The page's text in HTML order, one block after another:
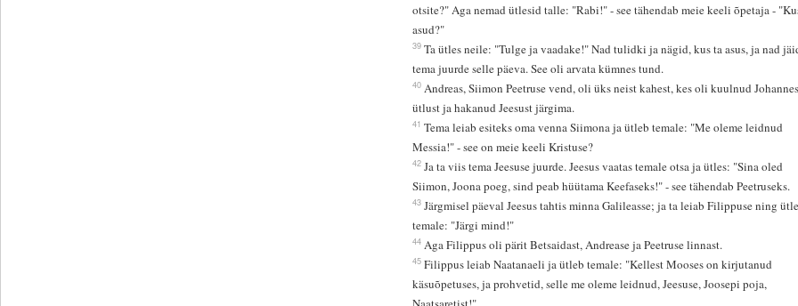
otsite?" Aga nemad ütlesid talle: "Rabi!" - see tähendab meie keeli õpetaja -
asud?"
39 Ta ütles neile: "Tulge ja vaadake!" Nad tulidki ja nägid, kus ta asus, ja nad
tema juurde selle päeva. See oli arvata kümnes tund.
40 Andreas, Siimon Peetruse vend, oli üks neist kahest, kes oli kuulnud
ütlust ja hakanud Jeesust järgima.
41 Tema leiab esiteks oma venna Siimona ja ütleb temale: "Me oleme leidnud
Messia!" - see on meie keeli Kristuse?
42 Ja ta viis tema Jeesuse juurde. Jeesus vaatas temale otsa ja ütles: "Sina oled
Siimon, Joona poeg, sind peab hüütama Keefaseks!" - see tähendab Peetruseks.
43 Järgmisel päeval Jeesus tahtis minna Galileasse; ja ta leiab Filippuse ning
temale: "Järgi mind!"
44 Aga Filippus oli pärit Betsaidast, Andrease ja Peetruse linnast.
45 Filippus leiab Naatanaeli ja ütleb temale: "Kellest Mooses on kirjutanud
käsuõpetuses, ja prohvetid, selle me oleme leidnud, Jeesuse, Joosepi poja,